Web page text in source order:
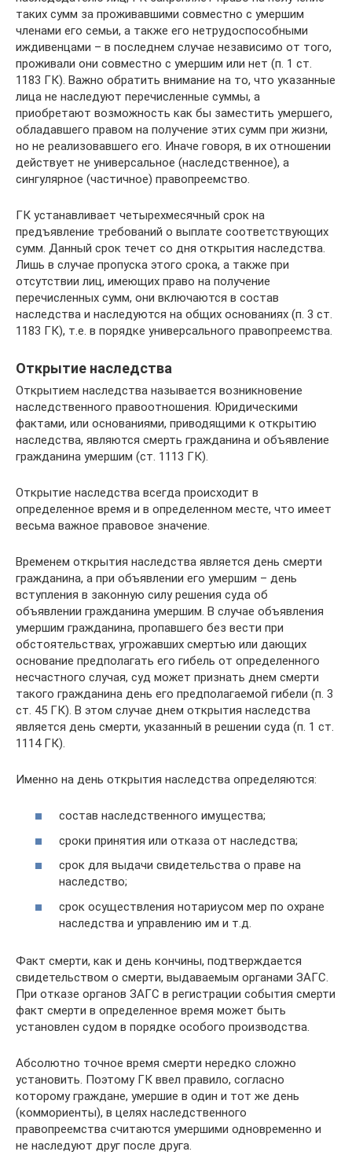
таких сумм за проживавшими совместно с умершим
членами его семьи, а также его нетрудоспособными
иждивенцами – в последнем случае независимо от того,
проживали они совместно с умершим или нет (п. 1 ст.
1183 ГК). Важно обратить внимание на то, что указанные
лица не наследуют перечисленные суммы, а
приобретают возможность как бы заместить умершего,
обладавшего правом на получение этих сумм при жизни,
но не реализовавшего его. Иначе говоря, в их отношении
действует не универсальное (наследственное), а
сингулярное (частичное) правопреемство.
ГК устанавливает четырехмесячный срок на
предъявление требований о выплате соответствующих
сумм. Данный срок течет со дня открытия наследства.
Лишь в случае пропуска этого срока, а также при
отсутствии лиц, имеющих право на получение
перечисленных сумм, они включаются в состав
наследства и наследуются на общих основаниях (п. 3 ст.
1183 ГК), т.е. в порядке универсального правопреемства.
Открытие наследства
Открытием наследства называется возникновение
наследственного правоотношения. Юридическими
фактами, или основаниями, приводящими к открытию
наследства, являются смерть гражданина и объявление
гражданина умершим (ст. 1113 ГК).
Открытие наследства всегда происходит в
определенное время и в определенном месте, что имеет
весьма важное правовое значение.
Временем открытия наследства является день смерти
гражданина, а при объявлении его умершим – день
вступления в законную силу решения суда об
объявлении гражданина умершим. В случае объявления
умершим гражданина, пропавшего без вести при
обстоятельствах, угрожавших смертью или дающих
основание предполагать его гибель от определенного
несчастного случая, суд может признать днем смерти
такого гражданина день его предполагаемой гибели (п. 3
ст. 45 ГК). В этом случае днем открытия наследства
является день смерти, указанный в решении суда (п. 1 ст.
1114 ГК).
Именно на день открытия наследства определяются:
состав наследственного имущества;
сроки принятия или отказа от наследства;
срок для выдачи свидетельства о праве на
наследство;
срок осуществления нотариусом мер по охране
наследства и управлению им и т.д.
Факт смерти, как и день кончины, подтверждается
свидетельством о смерти, выдаваемым органами ЗАГС.
При отказе органов ЗАГС в регистрации события смерти
факт смерти в определенное время может быть
установлен судом в порядке особого производства.
Абсолютно точное время смерти нередко сложно
установить. Поэтому ГК ввел правило, согласно
которому граждане, умершие в один и тот же день
(коммориенты), в целях наследственного
правопреемства считаются умершими одновременно и
не наследуют друг после друга.